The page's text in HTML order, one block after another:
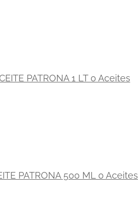
PATRONA 1 LT 0 Aceites
PATRONA 500 ML 0 Aceites